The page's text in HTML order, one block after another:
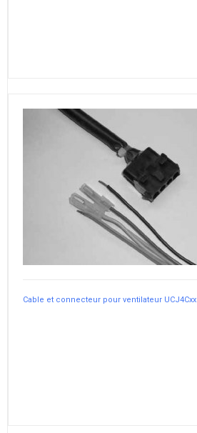
Cable et connecteur pour ventilateur UCJ4Cxx